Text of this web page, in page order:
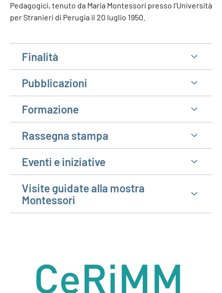
Pedagogici, tenuto da Maria Montessori presso l’Università
per Stranieri di Perugia il 20 luglio 1950.
Finalità
Pubblicazioni
Formazione
Rassegna stampa
Eventi e iniziative
Visite guidate alla mostra
Montessori